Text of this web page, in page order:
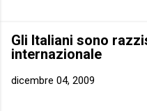
Gli Italiani sono
internazionale
dicembre 04, 2009